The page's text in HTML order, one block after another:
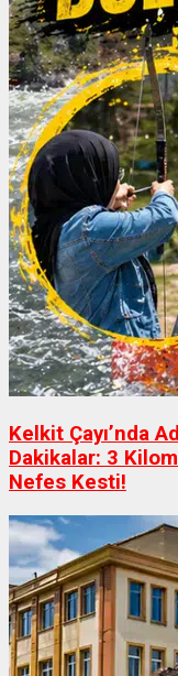
Kelkit Çayı’nda
Dakikalar: 3
Nefes Kesti!